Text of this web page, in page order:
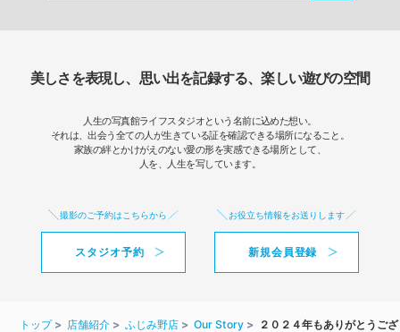
美しさを表現し、思い出を記録する、楽しい遊びの空間
人生の写真館ライフスタジオという名前に込めた想い。
それは、出会う全ての人が生きている証を確認できる場所になること。
家族の絆とかけがえのない愛の形を実感できる場所として、
人を、人生を写しています。
撮影のご予約はこちらから
スタジオ予約
お役立ち情報をお送りします
新規会員登録
トップ 店舗紹介 ふじみ野店 Our Story
２０２４年もありがとうござ